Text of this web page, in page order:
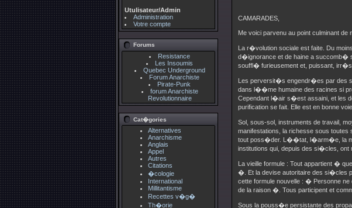
Utulisateur/Admin
Administration
Votre compte
Forums
Resistance
Les Insoumis
Quebec Underground
Forum Anarchiste
Pirate-Punk
forum Anarchiste
Revolutionnaire
Cat�gories
Alternatives
Anarchisme
Anglais
Appel
Autres
Citations
�cologie
International
Millitantisme
Recettes v�g�
Th�orie
CAMARADES,
Me voici parvenu au point culminant de
La r�volution sociale est faite. Du
d�ignorance et de haine a succomb�
souffl� furieusement et, puissant,
Les perversit�s engendr�es par des
dans l��me humaine des racines si
Cependant l�air s�est assaini, et les
purification se fait. Elle est en bonne
Sol, sous-sol, instruments de travail,
manifestations, la richesse sous
tout poss�der. L��tat, l�arm�e, la
institutions qui, depuis des si�cles,
La vieille formule : Tout appartient �
�. Et la devise autoritaire des
cette formule nouvelle : � Personne
de la raison �. Tous participent et
Sous la pouss�e persistante des